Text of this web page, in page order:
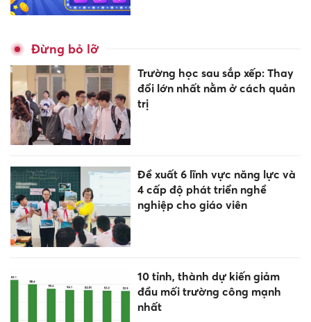
Đừng bỏ lỡ
Trường học sau sắp xếp: Thay
đổi lớn nhất nằm ở cách quản
trị
Đề xuất 6 lĩnh vực năng lực và
4 cấp độ phát triển nghề
nghiệp cho giáo viên
10 tỉnh, thành dự kiến giảm
đầu mối trường công mạnh
nhất